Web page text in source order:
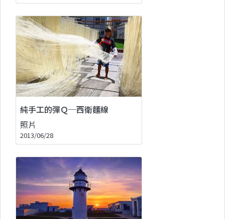
純手工的彈Ｑ─西衛麵線
照片
2013/06/28